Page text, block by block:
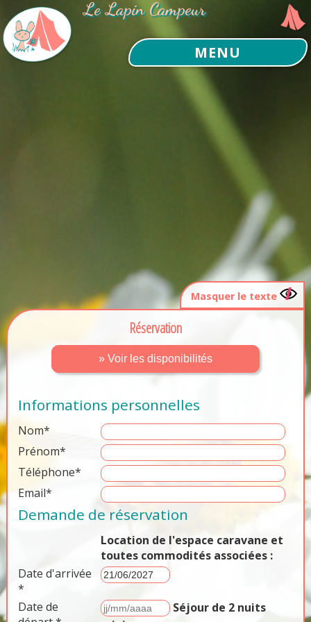
Le Lapin Campeur
MENU
Masquer le texte
Réservation
» Voir les disponibilités
Informations personnelles
Nom*
Prénom*
Téléphone*
Email*
Demande de réservation
Location de l'espace caravane et
toutes commodités associées :
Date d'arrivée
*
Date de
Séjour de 2 nuits